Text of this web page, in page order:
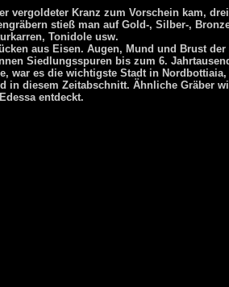
vergoldeter Kranz zum Vorschein kam, drei
stieß man auf Gold-, Silber-,
Tonidole usw.
aus Eisen. Augen, Mund und Brust der
Siedlungsspuren bis zum 6.
war es die wichtigste Stadt in Nordbottiaia,
in diesem Zeitabschnitt. Ähnliche Gräber
entdeckt.